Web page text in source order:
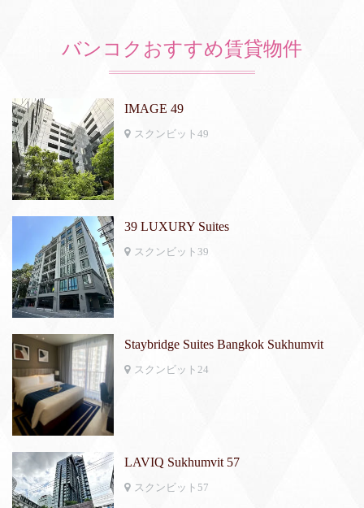
バンコクおすすめ賃貸物件
IMAGE 49
スクンビット49
39 LUXURY Suites
スクンビット39
Staybridge Suites Bangkok Sukhumvit
スクンビット24
LAVIQ Sukhumvit 57
スクンビット57